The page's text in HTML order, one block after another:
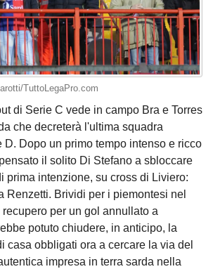
TuttoLegaPro.com
di Serie C vede in campo Bra e Torres
che decreterà l'ultima squadra
D. Dopo un primo tempo intenso e ricco
il solito Di Stefano a sbloccare
prima intenzione, su cross di Liviero:
Renzetti. Brividi per i piemontesi nel
per un gol annullato a
potuto chiudere, in anticipo, la
casa obbligati ora a cercare la via del
impresa in terra sarda nella